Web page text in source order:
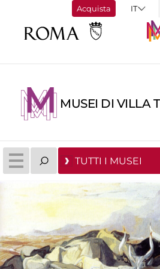
Acquista
MUSEI DI VILLA
TUTTI I MUSEI